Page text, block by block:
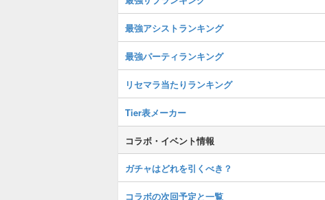
最強アシストランキング
最強パーティランキング
リセマラ当たりランキング
Tier表メーカー
コラボ・イベント情報
ガチャはどれを引くべき？
コラボの次回予定と一覧